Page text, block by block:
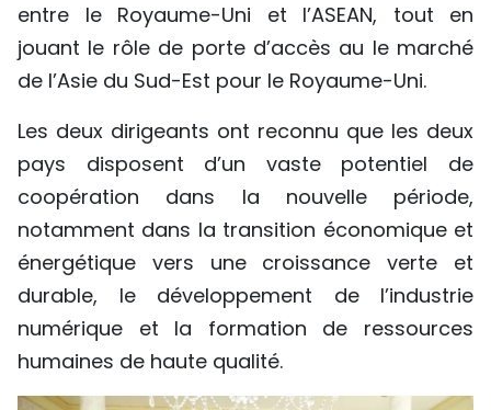
entre le Royaume-Uni et l’ASEAN, tout en
jouant le rôle de porte d’accès au le marché
de l’Asie du Sud-Est pour le Royaume-Uni.
Les deux dirigeants ont reconnu que les deux
pays disposent d’un vaste potentiel de
coopération dans la nouvelle période,
notamment dans la transition économique et
énergétique vers une croissance verte et
durable, le développement de l’industrie
numérique et la formation de ressources
humaines de haute qualité.